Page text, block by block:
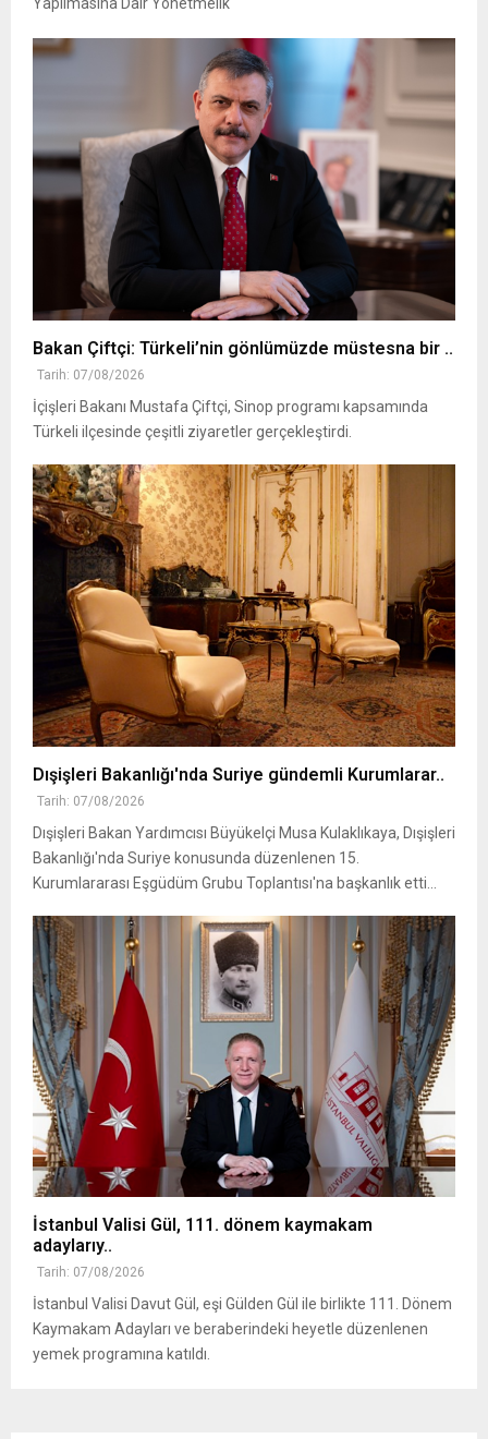
Yapılmasına Dair Yönetmelik
Bakan Çiftçi: Türkeli’nin gönlümüzde müstesna bir ..
Tarih: 07/08/2026
İçişleri Bakanı Mustafa Çiftçi, Sinop programı kapsamında
Türkeli ilçesinde çeşitli ziyaretler gerçekleştirdi.
Dışişleri Bakanlığı'nda Suriye gündemli Kurumlarar..
Tarih: 07/08/2026
Dışişleri Bakan Yardımcısı Büyükelçi Musa Kulaklıkaya, Dışişleri
Bakanlığı'nda Suriye konusunda düzenlenen 15.
Kurumlararası Eşgüdüm Grubu Toplantısı'na başkanlık etti...
İstanbul Valisi Gül, 111. dönem kaymakam
adaylarıy..
Tarih: 07/08/2026
İstanbul Valisi Davut Gül, eşi Gülden Gül ile birlikte 111. Dönem
Kaymakam Adayları ve beraberindeki heyetle düzenlenen
yemek programına katıldı.